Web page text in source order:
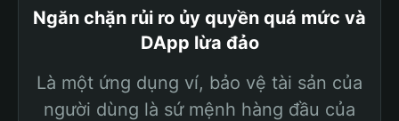
Ngăn chặn rủi ro ủy quyền quá mức và
DApp lừa đảo
Là một ứng dụng ví, bảo vệ tài sản của
người dùng là sứ mệnh hàng đầu của